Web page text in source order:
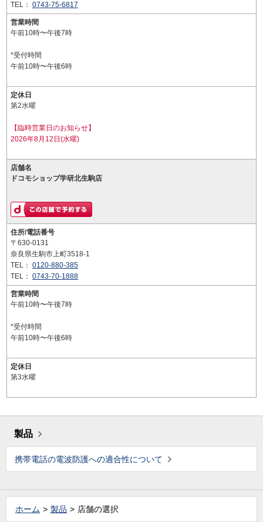
TEL： 0743-75-6817
営業時間
午前10時〜午後7時
*受付時間
午前10時〜午後6時
定休日
第2水曜
【臨時営業日のお知らせ】
2026年8月12日(水曜)
店舗名
ドコモショップ学研北生駒店
住所/電話番号
〒630-0131
奈良県生駒市上町3518-1
TEL： 0120-880-385
TEL： 0743-70-1888
営業時間
午前10時〜午後7時
*受付時間
午前10時〜午後6時
定休日
第3水曜
製品
携帯電話の電波防護への適合性について
ホーム 製品 店舗の選択